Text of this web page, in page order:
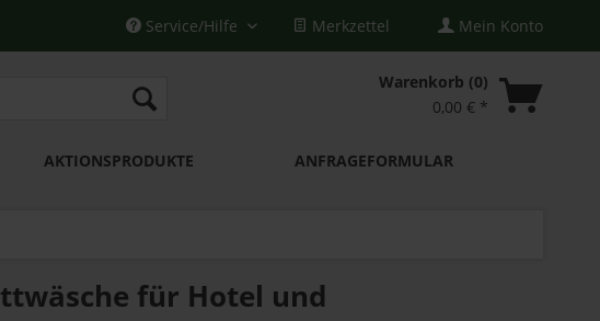
Merkzettel Mein Konto
Service/Hilfe
Warenkorb 0
0,00 € *
AKTIONSPRODUKTE ANFRAGEFORMULAR
für Hotel und